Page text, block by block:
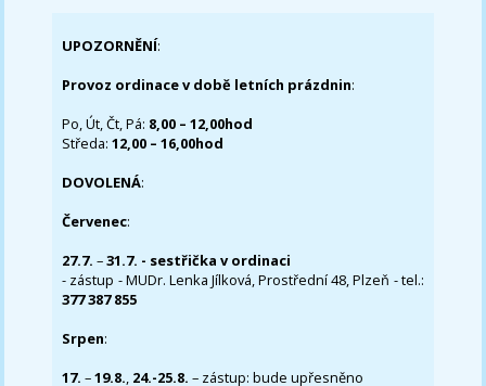
UPOZORNĚNÍ:
Provoz ordinace v době letních prázdnin:
Po, Út, Čt, Pá: 8,00 – 12,00hod
Středa:12,00 – 16,00hod
DOVOLENÁ:
Červenec:
27.7.–31.7. - sestřička v ordinaci
- zástup - MUDr. Lenka Jílková, Prostřední 48, Plzeň - tel.:
377 387 855
Srpen:
17. –19.8., 24.-25.8. – zástup: bude upřesněno